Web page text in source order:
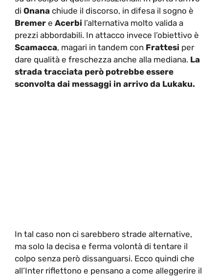
di Onana chiude il discorso, in difesa il sogno è
Bremer e Acerbi l’alternativa molto valida a
prezzi abbordabili. In attacco invece l’obiettivo è
Scamacca, magari in tandem con Frattesi per
dare qualità e freschezza anche alla mediana. La
strada tracciata però potrebbe essere
sconvolta dai messaggi in arrivo da Lukaku.
In tal caso non ci sarebbero strade alternative,
ma solo la decisa e ferma volontà di tentare il
colpo senza però dissanguarsi. Ecco quindi che
all’Inter riflettono e pensano a come alleggerire il